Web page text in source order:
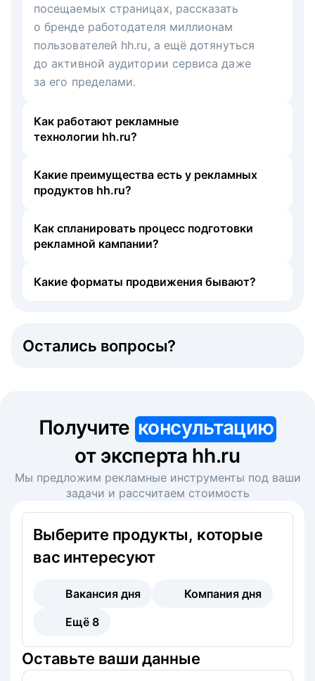
посещаемых страницах, рассказать
о бренде работодателя миллионам
пользователей hh.ru, а ещё дотянуться
до активной аудитории сервиса даже
за его пределами.
Как работают рекламные
технологии hh.ru?
Какие преимущества есть у рекламных
продуктов hh.ru?
Как спланировать процесс подготовки
рекламной кампании?
Какие форматы продвижения бывают?
Остались вопросы?
Получите консультацию
от эксперта hh.ru
Мы предложим рекламные инструменты под ваши
задачи и рассчитаем стоимость
Выберите продукты, которые
вас интересуют
Вакансия дня
Компания дня
Ещё 8
Оставьте ваши данные